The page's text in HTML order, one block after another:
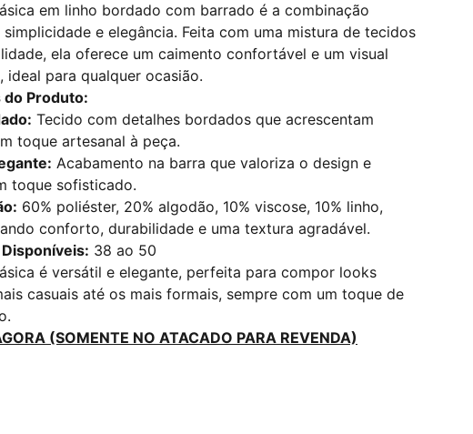
em linho bordado com barrado é a combinação
e elegância. Feita com uma mistura de tecidos
ela oferece um caimento confortável e um visual
ideal para qualquer ocasião.
do Produto:
Tecido com detalhes bordados que acrescentam
toque artesanal à peça.
Acabamento na barra que valoriza o design e
toque sofisticado.
60% poliéster, 20% algodão, 10% viscose, 10% linho,
conforto, durabilidade e uma textura agradável.
38 ao 50
é versátil e elegante, perfeita para compor looks
casuais até os mais formais, sempre com um toque de
(SOMENTE NO ATACADO PARA REVENDA)